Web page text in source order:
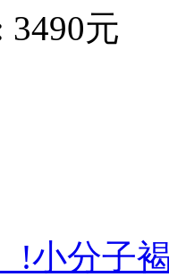
3490元
!小分子